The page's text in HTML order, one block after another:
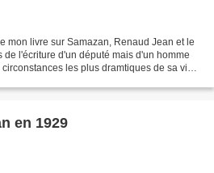
mon livre sur Samazan, Renaud Jean et le
de l'écriture d'un député mais d'un homme
les plus dramtiques de sa vie.
en 1929